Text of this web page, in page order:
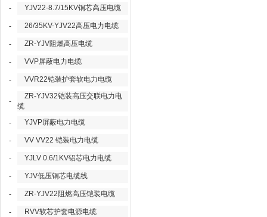
-
YJV22-8.7/15KV铜芯高压电缆
- 26/35KV-YJV22高压电力电缆
- ZR-YJV阻燃高压电缆
- VVP屏蔽电力电缆
- VVR22铠装护套软电力电缆
-
ZR-YJV32铠装高压交联电力电
缆
-
YJVP屏蔽电力电缆
- VV VV22 铠装电力电缆
- YJLV 0.6/1KV铝芯电力电缆
- YJV低压铜芯电缆线
- ZR-YJV22阻燃高压铠装电缆
- RVV软芯护套电源电缆